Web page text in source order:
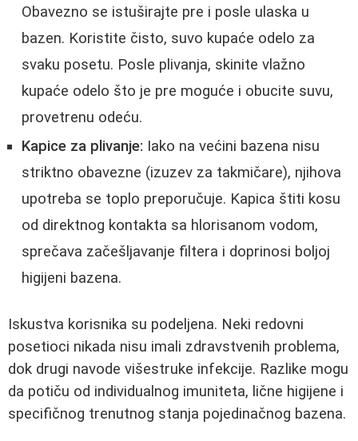
Obavezno se istuširajte pre i posle ulaska u
bazen. Koristite čisto, suvo kupaće odelo za
svaku posetu. Posle plivanja, skinite vlažno
kupaće odelo što je pre moguće i obucite suvu,
provetrenu odeću.
Kapice za plivanje: Iako na većini bazena nisu
striktno obavezne (izuzev za takmičare), njihova
upotreba se toplo preporučuje. Kapica štiti kosu
od direktnog kontakta sa hlorisanom vodom,
sprečava začešljavanje filtera i doprinosi boljoj
higijeni bazena.
Iskustva korisnika su podeljena. Neki redovni
posetioci nikada nisu imali zdravstvenih problema,
dok drugi navode višestruke infekcije. Razlike mogu
da potiču od individualnog imuniteta, lične higijene i
specifičnog trenutnog stanja pojedinačnog bazena.